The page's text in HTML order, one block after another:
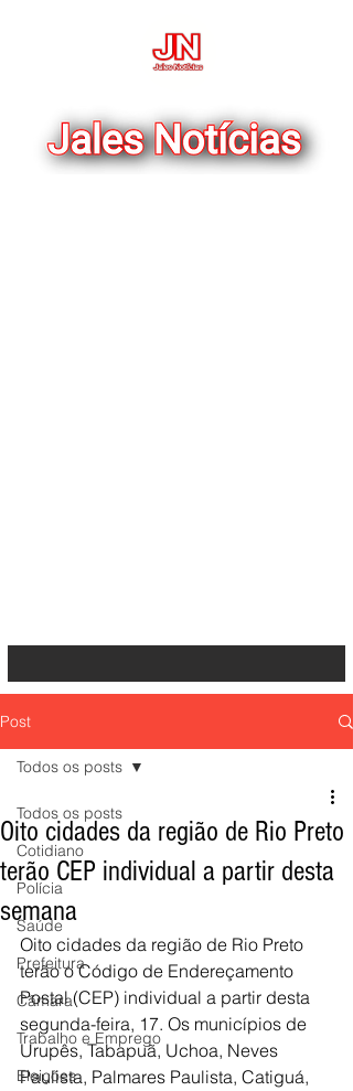
Post
Todos os posts
Cotidiano
Polícia
Saúde
Prefeitura
Câmara
Trabalho e Emprego
Eleições
Todos os posts
Oito cidades da região de Rio Preto
terão CEP individual a partir desta
semana
Oito cidades da região de Rio Preto
terão o Código de Endereçamento
Postal (CEP) individual a partir desta
segunda-feira, 17. Os municípios de
Urupês, Tabapuã, Uchoa, Neves
Paulista, Palmares Paulista, Catiguá,